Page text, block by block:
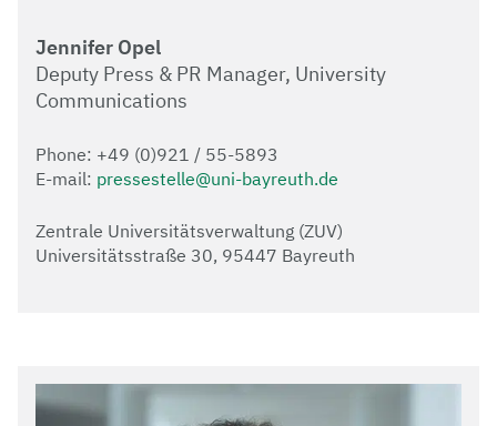
Jennifer Opel
Deputy Press & PR Manager, University
Communications
Phone: +49 (0)921 / 55-5893
E-mail: pressestelle@uni-bayreuth.de
Zentrale Universitätsverwaltung (ZUV)
Universitätsstraße 30, 95447 Bayreuth